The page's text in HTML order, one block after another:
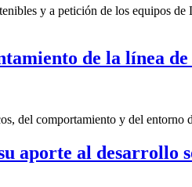
y a petición de los equipos
de la línea
del comportamiento y del
aporte al desarrollo